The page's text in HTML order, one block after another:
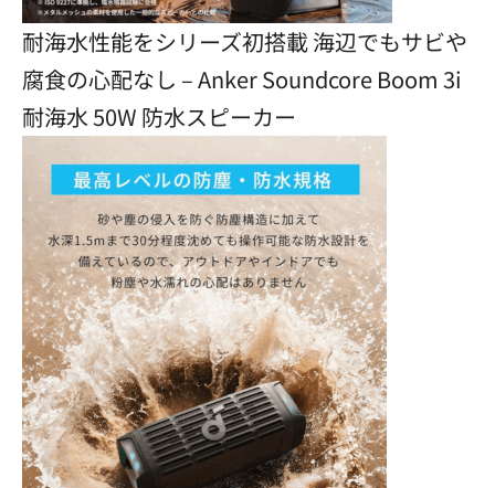
耐海水性能をシリーズ初搭載 海辺でもサビや
腐食の心配なし – Anker Soundcore Boom 3i
耐海水 50W 防水スピーカー